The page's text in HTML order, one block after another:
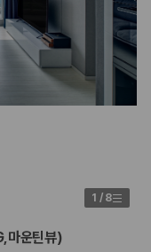
1 / 8
마운틴뷰)